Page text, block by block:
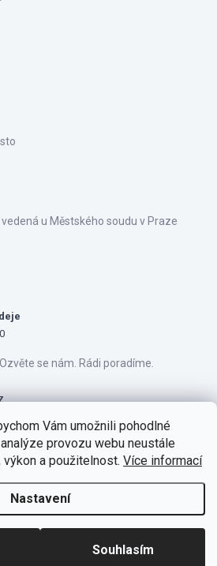
Vám umožnili pohodlné
provozu webu neustále
a použitelnost. Více informací
Nastavení
Souhlasím
u Městského soudu v Praze
se nám. Rádi poradíme.
na Facebooku
coptershop.cz
Skupina DJI CZ/SK